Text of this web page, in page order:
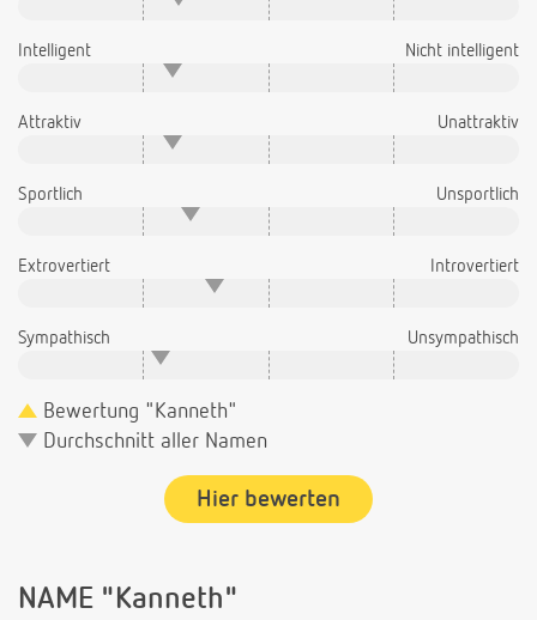
Intelligent Nicht intelligent
Attraktiv Unattraktiv
Sportlich Unsportlich
Extrovertiert Introvertiert
Sympathisch Unsympathisch
Bewertung "Kanneth"
Durchschnitt aller Namen
Hier bewerten
NAME "Kanneth"